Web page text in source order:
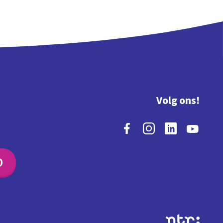
Volg ons!